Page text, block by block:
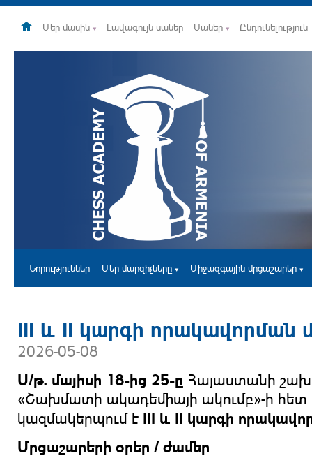
Ընդունելություն
Սաներ
Լավագույն սաներ
Մեր մասին
Միջազգային մրցաշարեր
Մեր մարզիչները
Նորություններ
III և II կարգի որակավորման
2026-05-08
Ս/թ. մայիսի 18-ից 25-ը Հայաստանի
«Շախմատի ակադեմիայի ակումբ»-ի
կազմակերպում է III և II կարգի
Մրցաշարերի օրեր / ժամեր